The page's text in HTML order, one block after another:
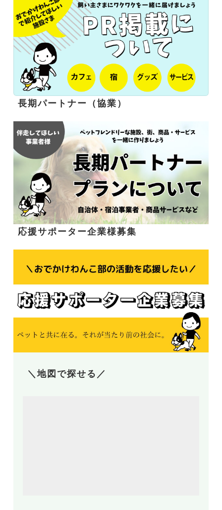
長期パートナー（協業）
応援サポーター企業様募集
＼地図で探せる／